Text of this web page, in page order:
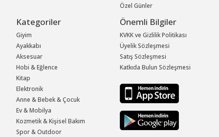
Özel Günler
Kategoriler
Giyim
Ayakkabı
Aksesuar
Hobi & Eğlence
Kitap
Elektronik
Anne & Bebek & Çocuk
Ev & Mobilya
Kozmetik & Kişisel Bakım
Spor & Outdoor
Önemli Bilgiler
KVKK ve Gizlilik Politikası
Üyelik Sözleşmesi
Satış Sözleşmesi
Katkıda Bulun Sözleşmesi